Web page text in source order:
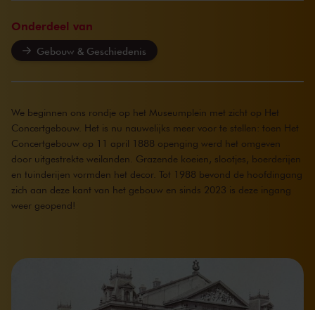
Onderdeel van
Gebouw & Geschiedenis
We beginnen ons rondje op het Museumplein met zicht op Het
Concertgebouw. Het is nu nauwelijks meer voor te stellen: toen Het
Concertgebouw op 11 april 1888 openging werd het omgeven
door uitgestrekte weilanden. Grazende koeien, slootjes, boerderijen
en tuinderijen vormden het decor. Tot 1988 bevond de hoofdingang
zich aan deze kant van het gebouw en sinds 2023 is deze ingang
weer geopend!